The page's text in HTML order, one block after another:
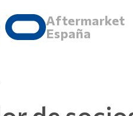
Aftermarket
España